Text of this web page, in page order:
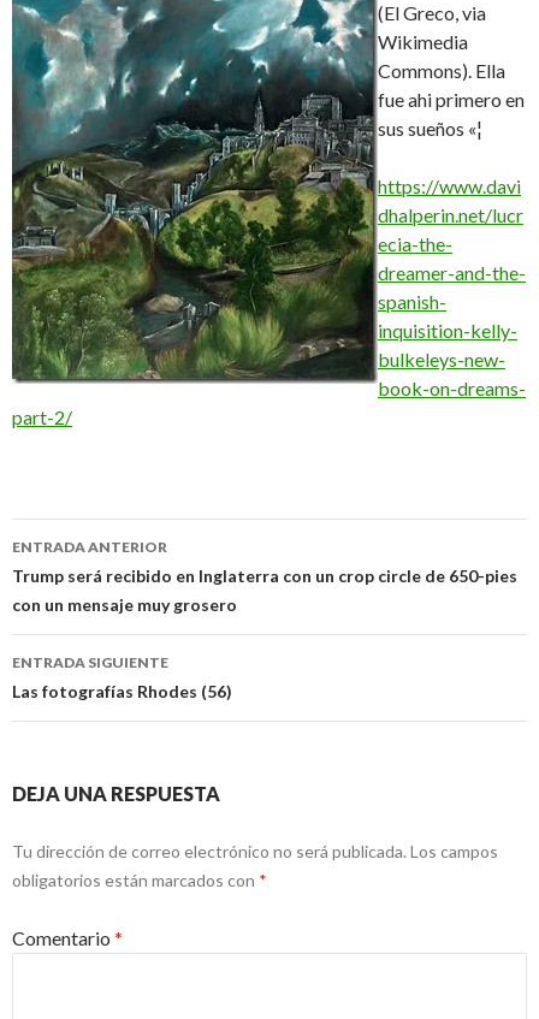
(El Greco, via
Wikimedia
Commons). Ella
fue ahi primero en
sus sueños «¦
https://www.davi
dhalperin.net/lucr
ecia-the-
dreamer-and-the-
spanish-
inquisition-kelly-
bulkeleys-new-
book-on-dreams-
part-2/
Navegación
de
entradas
ENTRADA ANTERIOR
Trump será recibido en Inglaterra con un crop circle de 650-pies
con un mensaje muy grosero
ENTRADA SIGUIENTE
Las fotografías Rhodes (56)
DEJA UNA RESPUESTA
Tu dirección de correo electrónico no será publicada. Los campos
obligatorios están marcados con *
Comentario *